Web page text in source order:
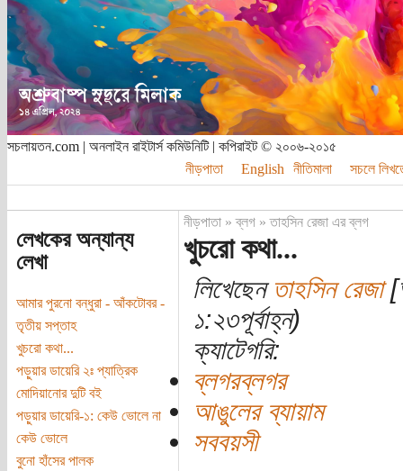
সচলায়তন.com | অনলাইন রাইটার্স কমিউনিটি | কপিরাইট © ২০০৬-২০১৫
নীড়পাতা
English নীতিমালা সচলে
লেখকের অন্যান্য
লেখা
আমার পুরনো বন্ধুরা - আঁকটোবর -
তৃতীয় সপ্তাহ
খুচরো কথা...
পড়ুয়ার ডায়েরি ২ঃ প্যাত্রিক
মোদিয়ানোর দুটি বই
পড়ুয়ার ডায়েরি-১: কেউ ভোলে না
কেউ ভোলে
বুনো হাঁসের পালক
নীড়পাতা»ব্লগ»তাহসিন রেজা এর ব্লগ
খুচরো কথা...
লিখেছেনতাহসিন রেজা
১:২৩পূর্বাহ্ন)
ক্যাটেগরি:
ব্লগরব্লগর
আঙুলের ব্যায়াম
সববয়সী